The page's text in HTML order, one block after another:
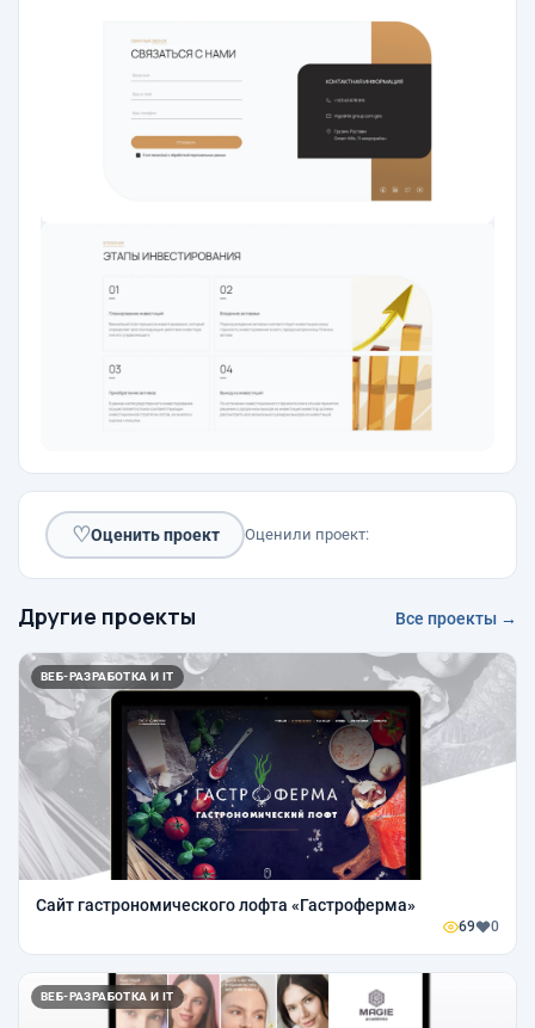
♡Оценить проект Оценили проект:
Другие проекты Все проекты →
ВЕБ-РАЗРАБОТКА И IT
Сайт гастрономического лофта «Гастроферма»
69 0
ВЕБ-РАЗРАБОТКА И IT